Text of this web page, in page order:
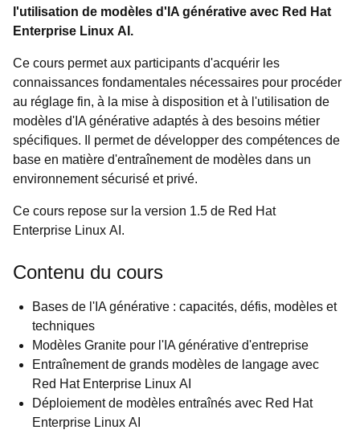
l'utilisation de modèles d'IA générative avec Red Hat
Enterprise Linux AI.
Ce cours permet aux participants d'acquérir les
connaissances fondamentales nécessaires pour procéder
au réglage fin, à la mise à disposition et à l'utilisation de
modèles d'IA générative adaptés à des besoins métier
spécifiques. Il permet de développer des compétences de
base en matière d'entraînement de modèles dans un
environnement sécurisé et privé.
Ce cours repose sur la version 1.5 de Red Hat
Enterprise Linux AI.
Contenu du cours
Bases de l'IA générative : capacités, défis, modèles et
techniques
Modèles Granite pour l'IA générative d'entreprise
Entraînement de grands modèles de langage avec
Red Hat Enterprise Linux AI
Déploiement de modèles entraînés avec Red Hat
Enterprise Linux AI